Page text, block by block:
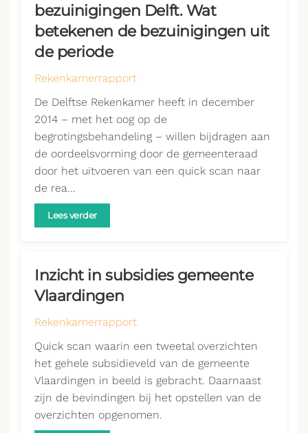
bezuinigingen Delft. Wat
betekenen de bezuinigingen uit
de periode
Rekenkamerrapport
De Delftse Rekenkamer heeft in december
2014 – met het oog op de
begrotingsbehandeling – willen bijdragen aan
de oordeelsvorming door de gemeenteraad
door het uitvoeren van een quick scan naar
de rea…
Lees verder
Inzicht in subsidies gemeente
Vlaardingen
Rekenkamerrapport
Quick scan waarin een tweetal overzichten
het gehele subsidieveld van de gemeente
Vlaardingen in beeld is gebracht. Daarnaast
zijn de bevindingen bij het opstellen van de
overzichten opgenomen.